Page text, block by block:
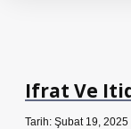
Ifrat Ve
Tarih: Şubat 19, 2025